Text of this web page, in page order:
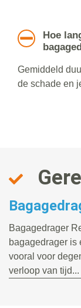
Hoe
Gemiddeld
de schade en
Bagagedrager
bagagedrager is
vooral voor
verloop van tijd...